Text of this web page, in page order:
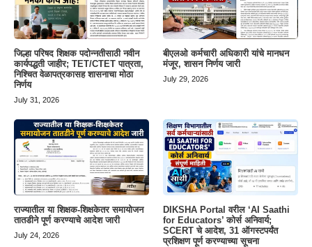
जिल्हा परिषद शिक्षक पदोन्नतीसाठी नवीन
कार्यपद्धती जाहीर; TET/CTET पात्रता,
निश्चित वेळापत्रकासह शासनाचा मोठा
निर्णय
July 31, 2026
बीएलओ कर्मचारी अधिकारी यांचे मानधन
मंजूर, शासन निर्णय जारी
July 29, 2026
राज्यातील या शिक्षक-शिक्षकेतर समायोजन
तातडीने पूर्ण करण्याचे आदेश जारी
July 24, 2026
DIKSHA Portal वरील ‘AI Saathi
for Educators’ कोर्स अनिवार्य;
SCERT चे आदेश, 31 ऑगस्टपर्यंत
प्रशिक्षण पूर्ण करण्याच्या सूचना